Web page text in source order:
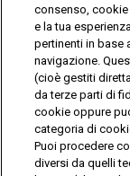
IL GIOCO
©
Privacy
consenso,
e la tua
pertinenti in base
navigazione.
(cioè gestiti
da terze parti di
cookie oppure
categoria di
Puoi procedere
diversi da quelli